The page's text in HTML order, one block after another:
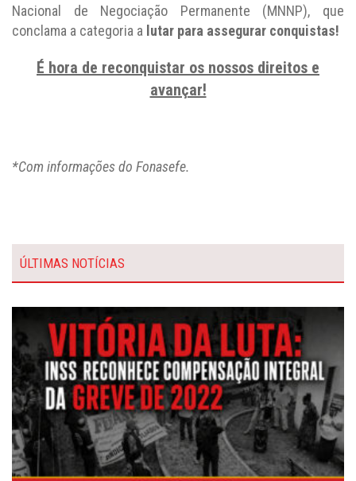
Nacional de Negociação Permanente (MNNP), que
conclama a categoria a lutar para assegurar conquistas!
É hora de reconquistar os nossos direitos e
avançar!
*Com informações do Fonasefe.
ÚLTIMAS NOTÍCIAS